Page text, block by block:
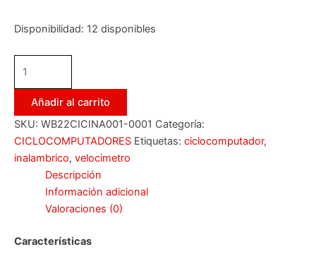
Disponibilidad: 12 disponibles
Añadir al carrito
SKU: WB22CICINA001-0001 Categoría:
CICLOCOMPUTADORES Etiquetas: ciclocomputador,
inalambrico, velocimetro
Descripción
Información adicional
Valoraciones (0)
Características